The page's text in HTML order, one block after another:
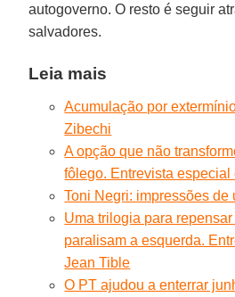
autogoverno. O resto é seguir
salvadores.
Leia mais
Acumulação por
Zibechi
A opção que não
fôlego. Entrevista
Toni Negri: impressões de
Uma trilogia para
paralisam a esquerda.
Jean Tible
O PT ajudou a enterrar